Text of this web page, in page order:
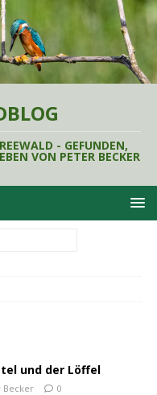
- GEFUNDEN,
VON PETER BECKER
und der Löffel
Becker 0